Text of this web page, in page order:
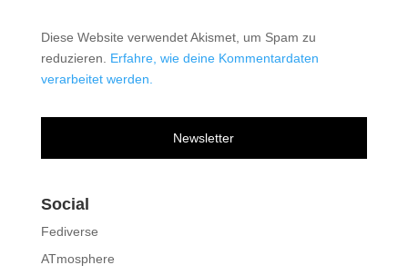
Diese Website verwendet Akismet, um Spam zu
reduzieren. Erfahre, wie deine Kommentardaten
verarbeitet werden.
Newsletter
Social
Fediverse
ATmosphere